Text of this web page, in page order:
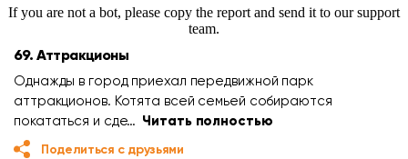
69. Аттракционы
Однажды в город приехал передвижной парк
аттракционов. Котята всей семьей собираются
покататься и сде… Читать полностью
Поделиться с друзьями